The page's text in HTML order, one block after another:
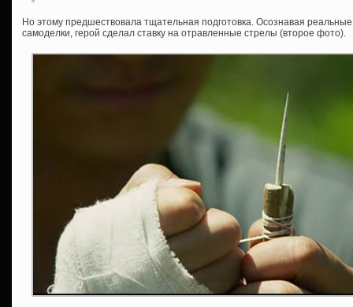
Но этому предшествовала тщательная подготовка. Осознавая
самоделки, герой сделал ставку на отравленные стрелы (второе фото).